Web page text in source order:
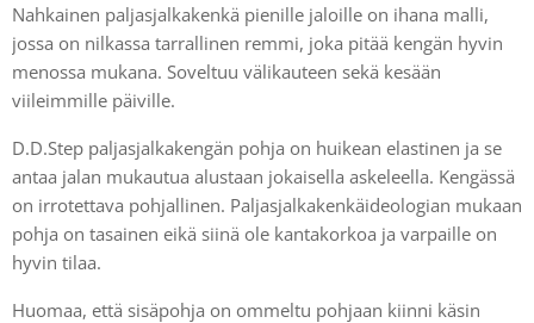
Nahkainen paljasjalkakenkä pienille jaloille on ihana malli,
jossa on nilkassa tarrallinen remmi, joka pitää kengän hyvin
menossa mukana. Soveltuu välikauteen sekä kesään
viileimmille päiville.
D.D.Step paljasjalkakengän pohja on huikean elastinen ja se
antaa jalan mukautua alustaan jokaisella askeleella. Kengässä
on irrotettava pohjallinen. Paljasjalkakenkäideologian mukaan
pohja on tasainen eikä siinä ole kantakorkoa ja varpaille on
hyvin tilaa.
Huomaa, että sisäpohja on ommeltu pohjaan kiinni käsin